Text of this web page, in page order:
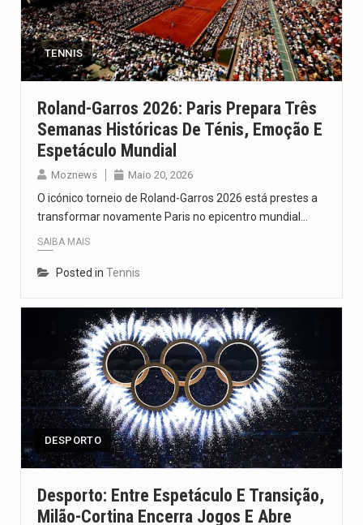
O pagamento marca o desfecho de um dos processos mais…
O programa, cuja implementação está prevista entre abril de 2026…
O Departamento de Estado norte-americano confirmou que cidadãos dos Estados…
TENNIS
Roland-Garros 2026: Paris Prepara Três
Semanas Históricas De Ténis, Emoção E
Espetáculo Mundial
Moznews Maio 20, 2026
O icónico torneio de Roland-Garros 2026 está prestes a
transformar novamente Paris no epicentro mundial…
SAIBA MAIS
Posted in Tennis
DESPORTO
Desporto: Entre Espetáculo E Transição,
Milão-Cortina Encerra Jogos E Abre